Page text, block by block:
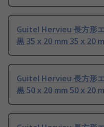
Guitel Hervieu 長方形
黒 35 x 20 mm 35 x 20
Guitel Hervieu 長方形
黒 50 x 20 mm 50 x 20